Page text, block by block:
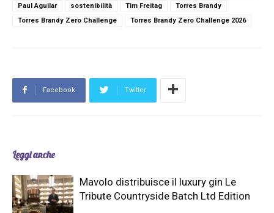
Paul Aguilar
sostenibilità Tim Freitag
Torres Brandy
Torres Brandy Zero Challenge
Torres Brandy Zero Challenge 2026
Facebook Twitter
Leggi anche
Mavolo distribuisce il luxury gin Le
Tribute Countryside Batch Ltd Edition